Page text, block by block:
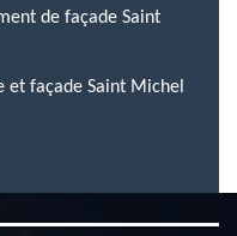
de façade Saint
façade Saint Michel